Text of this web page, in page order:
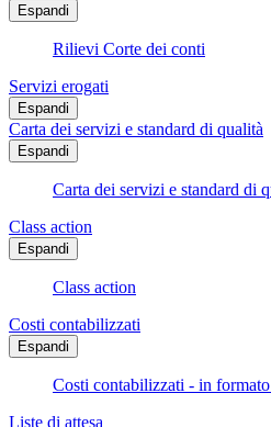
Espandi
Rilievi Corte dei conti
Servizi erogati
Espandi
Carta dei servizi e standard di qualità
Espandi
Carta dei servizi e standard di
Class action
Espandi
Class action
Costi contabilizzati
Espandi
Costi contabilizzati - in
Liste di attesa